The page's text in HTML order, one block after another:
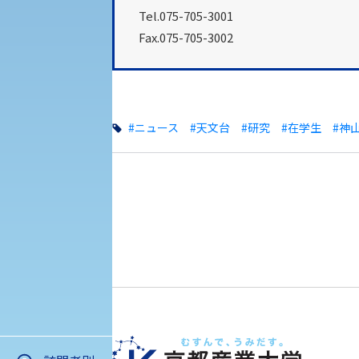
Tel.075-705-3001
Fax.075-705-3002
#ニュース #天文台 #研究 #在学生 #神